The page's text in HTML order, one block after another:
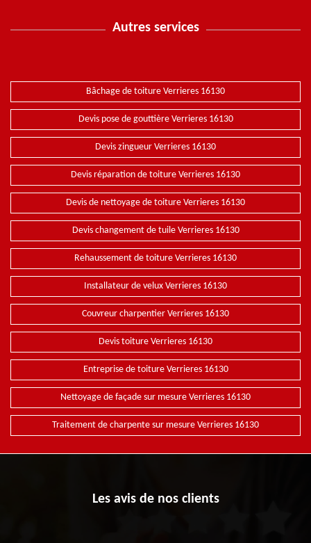
Autres services
Bâchage de toiture Verrieres 16130
Devis pose de gouttière Verrieres 16130
Devis zingueur Verrieres 16130
Devis réparation de toiture Verrieres 16130
Devis de nettoyage de toiture Verrieres 16130
Devis changement de tuile Verrieres 16130
Rehaussement de toiture Verrieres 16130
Installateur de velux Verrieres 16130
Couvreur charpentier Verrieres 16130
Devis toiture Verrieres 16130
Entreprise de toiture Verrieres 16130
Nettoyage de façade sur mesure Verrieres 16130
Traitement de charpente sur mesure Verrieres 16130
Les avis de nos clients